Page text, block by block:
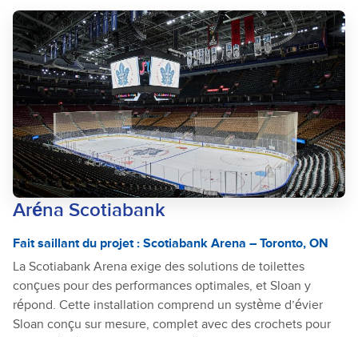
Aréna Scotiabank
Fait saillant du projet : Scotiabank Arena – Toronto, ON
La Scotiabank Arena exige des solutions de toilettes
conçues pour des performances optimales, et Sloan y
répond. Cette installation comprend un système d’évier
Sloan conçu sur mesure, complet avec des crochets pour